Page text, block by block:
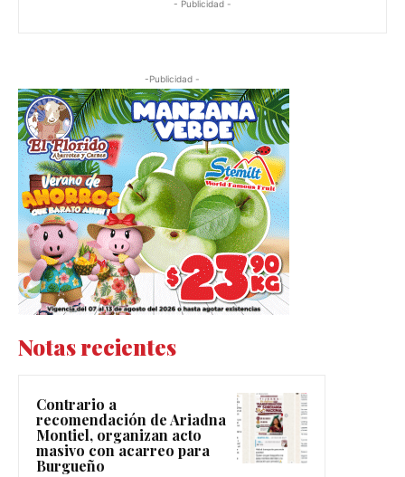
- Publicidad -
-Publicidad -
Notas recientes
Contrario a
recomendación de Ariadna
Montiel, organizan acto
masivo con acarreo para
Burgueño